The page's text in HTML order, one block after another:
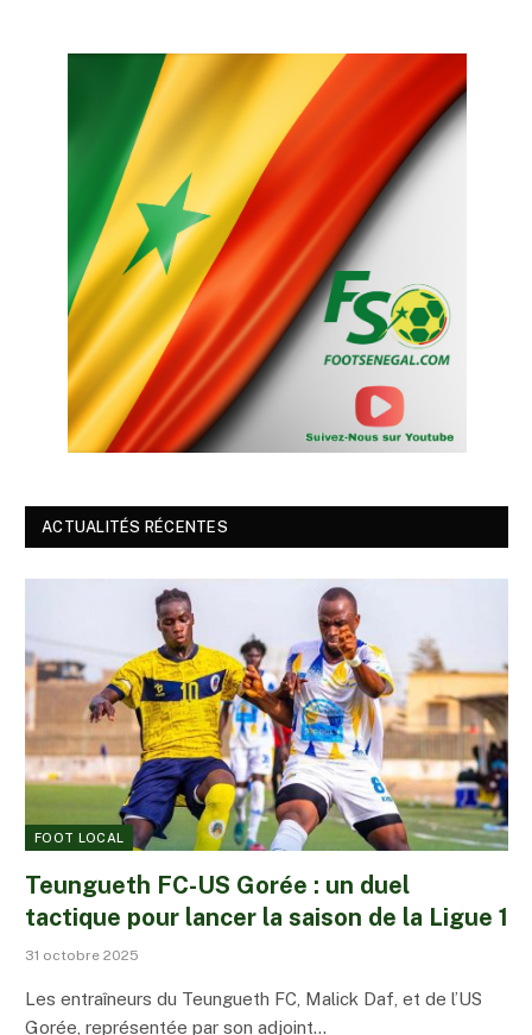
ACTUALITÉS RÉCENTES
FOOT LOCAL
Teungueth FC-US Gorée : un duel
tactique pour lancer la saison de la Ligue 1
31 octobre 2025
Les entraîneurs du Teungueth FC, Malick Daf, et de l’US
Gorée, représentée par son adjoint…